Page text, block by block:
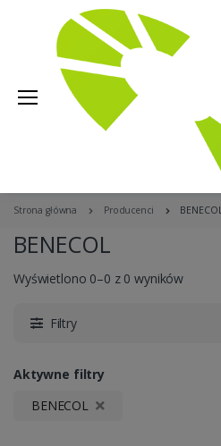
Strona główna Producenci BENECOL
BENECOL
Wyświetlono 0–0 z 0 wyników
Filtry
Aktywne filtry
BENECOL